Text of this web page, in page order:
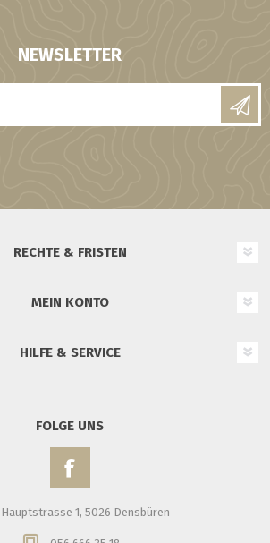
NEWSLETTER
RECHTE & FRISTEN
MEIN KONTO
HILFE & SERVICE
FOLGE UNS
Hauptstrasse 1, 5026 Densbüren